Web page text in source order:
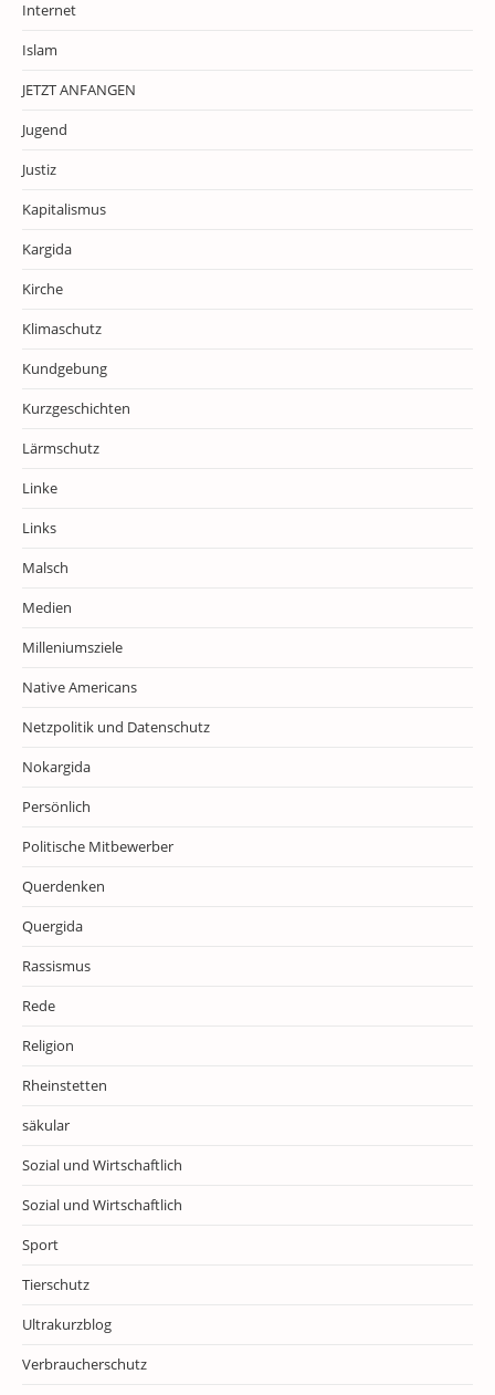
Internet
Islam
JETZT ANFANGEN
Jugend
Justiz
Kapitalismus
Kargida
Kirche
Klimaschutz
Kundgebung
Kurzgeschichten
Lärmschutz
Linke
Links
Malsch
Medien
Milleniumsziele
Native Americans
Netzpolitik und Datenschutz
Nokargida
Persönlich
Politische Mitbewerber
Querdenken
Quergida
Rassismus
Rede
Religion
Rheinstetten
säkular
Sozial und Wirtschaftlich
Sozial und Wirtschaftlich
Sport
Tierschutz
Ultrakurzblog
Verbraucherschutz